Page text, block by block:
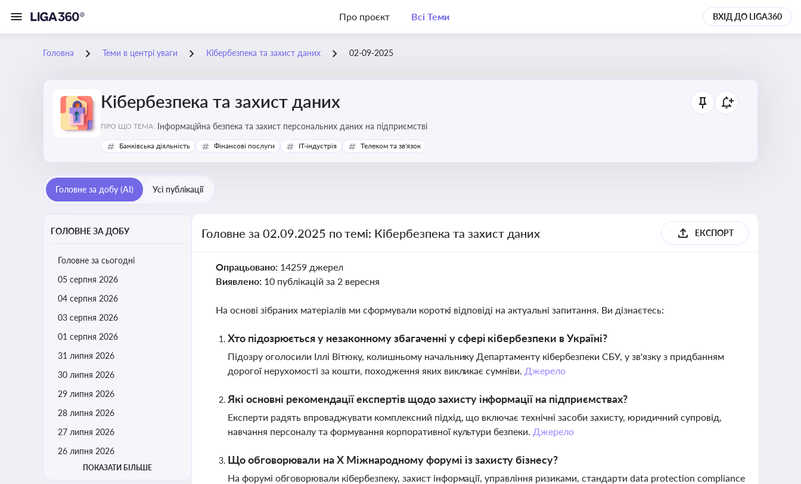
Про проєкт Всі Теми ВХІД ДО LIGA360
Головна Теми в центрі уваги Кібербезпека та захист даних 02-09-2025
Кібербезпека та захист даних
ПРО ЩО ТЕМА: Інформаційна безпека та захист персональних даних на підприємстві
Банківська діяльність Фінансові послуги IT-індустрія Телеком та зв'язок
Головне за добу (AI) Усі публікації
ГОЛОВНЕ ЗА ДОБУ
Головне за сьогодні
05 серпня 2026
04 серпня 2026
03 серпня 2026
01 серпня 2026
31 липня 2026
30 липня 2026
29 липня 2026
28 липня 2026
27 липня 2026
26 липня 2026
ПОКАЗАТИ БІЛЬШЕ
Головне за 02.09.2025 по темі: Кібербезпека та захист даних ЕКСПОРТ
Опрацьовано: 14259 джерел
Виявлено: 10 публікацій за 2 вересня
На основі зібраних матеріалів ми сформували короткі відповіді на актуальні запитання. Ви дізнаєтесь:
Хто підозрюється у незаконному збагаченні у сфері кібербезпеки в Україні?
Підозру оголосили Іллі Вітюку, колишньому начальнику Департаменту кібербезпеки СБУ, у зв'язку з придбанням
дорогої нерухомості за кошти, походження яких викликає сумніви. Джерело
Які основні рекомендації експертів щодо захисту інформації на підприємствах?
Експерти радять впроваджувати комплексний підхід, що включає технічні засоби захисту, юридичний супровід,
навчання персоналу та формування корпоративної культури безпеки. Джерело
Що обговорювали на X Міжнародному форумі із захисту бізнесу?
На форумі обговорювали кібербезпеку, захист інформації, управління ризиками, стандарти data protection compliance